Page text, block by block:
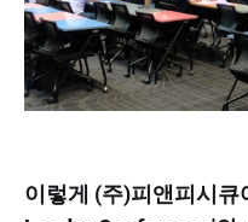
이렇게 (주)피앤피시큐